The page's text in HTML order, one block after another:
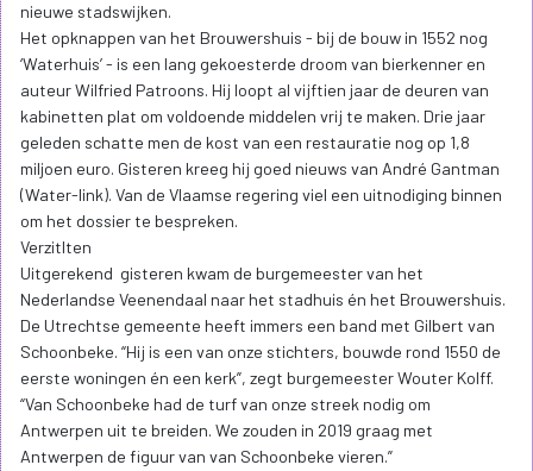
nieuwe stadswijken.
Het opknappen van het Brouwershuis - bij de bouw in 1552 nog
‘Waterhuis’ - is een lang gekoesterde droom van bierkenner en
auteur Wilfried Patroons. Hij loopt al vijftien jaar de deuren van
kabinetten plat om voldoende middelen vrij te maken. Drie jaar
geleden schatte men de kost van een restauratie nog op 1,8
miljoen euro. Gisteren kreeg hij goed nieuws van André Gantman
(Water-link). Van de Vlaamse regering viel een uitnodiging binnen
om het dossier te bespreken.
Verzitlten
Uitgerekend gisteren kwam de burgemeester van het
Nederlandse Veenendaal naar het stadhuis én het Brouwershuis.
De Utrechtse gemeente heeft immers een band met Gilbert van
Schoonbeke. “Hij is een van onze stichters, bouwde rond 1550 de
eerste woningen én een kerk”, zegt burgemeester Wouter Kolff.
“Van Schoonbeke had de turf van onze streek nodig om
Antwerpen uit te breiden. We zouden in 2019 graag met
Antwerpen de figuur van van Schoonbeke vieren.”